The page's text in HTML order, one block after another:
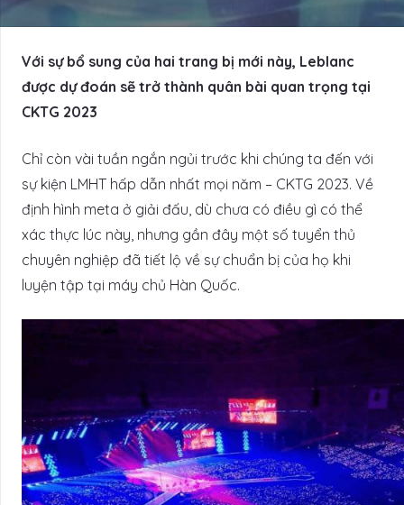
Với sự bổ sung của hai trang bị mới này, Leblanc
được dự đoán sẽ trở thành quân bài quan trọng tại
CKTG 2023
Chỉ còn vài tuần ngắn ngủi trước khi chúng ta đến với
sự kiện LMHT hấp dẫn nhất mọi năm – CKTG 2023. Về
định hình meta ở giải đấu, dù chưa có điều gì có thể
xác thực lúc này, nhưng gần đây một số tuyển thủ
chuyên nghiệp đã tiết lộ về sự chuẩn bị của họ khi
luyện tập tại máy chủ Hàn Quốc.